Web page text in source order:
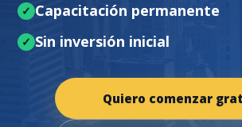
Capacitación permanente
Sin inversión inicial
Quiero comenzar